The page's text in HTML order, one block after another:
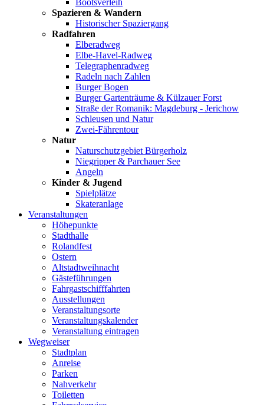
Bootsverleih
Spazieren & Wandern
Historischer Spaziergang
Radfahren
Elberadweg
Elbe-Havel-Radweg
Telegraphenradweg
Radeln nach Zahlen
Burger Bogen
Burger Gartenträume & Külzauer Forst
Straße der Romanik: Magdeburg - Jerichow
Schleusen und Natur
Zwei-Fährentour
Natur
Naturschutzgebiet Bürgerholz
Niegripper & Parchauer See
Angeln
Kinder & Jugend
Spielplätze
Skateranlage
Veranstaltungen
Höhepunkte
Stadthalle
Rolandfest
Ostern
Altstadtweihnacht
Gästeführungen
Fahrgastschifffahrten
Ausstellungen
Veranstaltungsorte
Veranstaltungskalender
Veranstaltung eintragen
Wegweiser
Stadtplan
Anreise
Parken
Nahverkehr
Toiletten